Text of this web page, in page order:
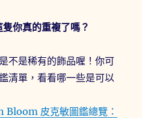
你真的重複了嗎？
不是稀有的飾品喔！你可
清單，看看哪一些是可以
Bloom 皮克敏圖鑑總覽：